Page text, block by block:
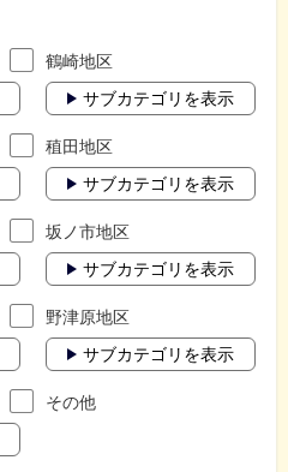
鶴崎地区
サブカテゴリを表示
稙田地区
サブカテゴリを表示
坂ノ市地区
サブカテゴリを表示
野津原地区
サブカテゴリを表示
その他